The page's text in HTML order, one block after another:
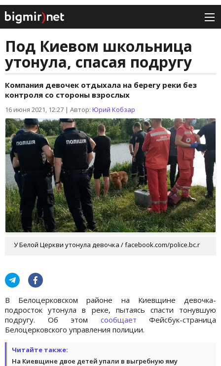
Под Киевом школьница
утонула, спасая подругу
Компания девочек отдыхала на берегу реки без
контроля со стороны взрослых
16 июня 2021, 12:27 | Автор: Юрий Кобзар
У Белой Церкви утонула девочка / facebook.com/police.bc.r
В Белоцерковском районе на Киевщине девочка-
подросток утонула в реке, пытаясь спасти тонувшую
подругу. Об этом сообщает Фейсбук-страница
Белоцерковского управления полиции.
Читайте также:
На Киевщине двое детей упали в выгребную яму